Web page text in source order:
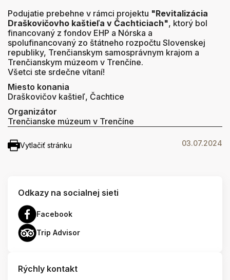
Podujatie prebehne v rámci projektu "Revitalizácia
Draškovičovho kaštieľa v Čachticiach", ktorý bol
financovaný z fondov EHP a Nórska a
spolufinancovaný zo štátneho rozpočtu Slovenskej
republiky, Trenčianskym samosprávnym krajom a
Trenčianskym múzeom v Trenčíne.
Všetci ste srdečne vítaní!
Miesto konania
Draškovičov kaštieľ, Čachtice
Organizátor
Trenčianske múzeum v Trenčíne
Vytlačiť stránku 03.07.2024
Odkazy na socialnej sieti
Facebook
Trip Advisor
Rýchly kontakt